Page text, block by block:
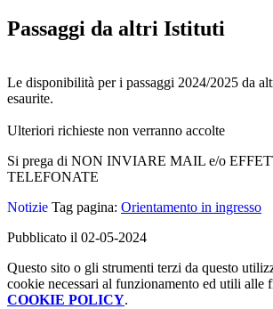
Passaggi da altri Istituti
Le disponibilità per i passaggi 2024/2025 da
esaurite.
Ulteriori richieste non verranno accolte
Si prega di NON INVIARE MAIL e/o
TELEFONATE
Notizie Tag pagina: Orientamento in ingresso
Pubblicato il 02-05-2024
Questo sito o gli strumenti terzi da questo
cookie necessari al funzionamento ed utili alle
COOKIE POLICY.